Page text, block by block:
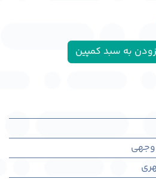
به سبد کمپین
وجهی